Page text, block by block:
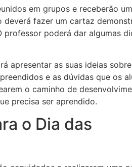
em grupos e receberão
fazer um cartaz
poderá dar algumas
apresentar as suas ideias
e as dúvidas que os
o caminho de
precisa ser aprendido.
o Dia das